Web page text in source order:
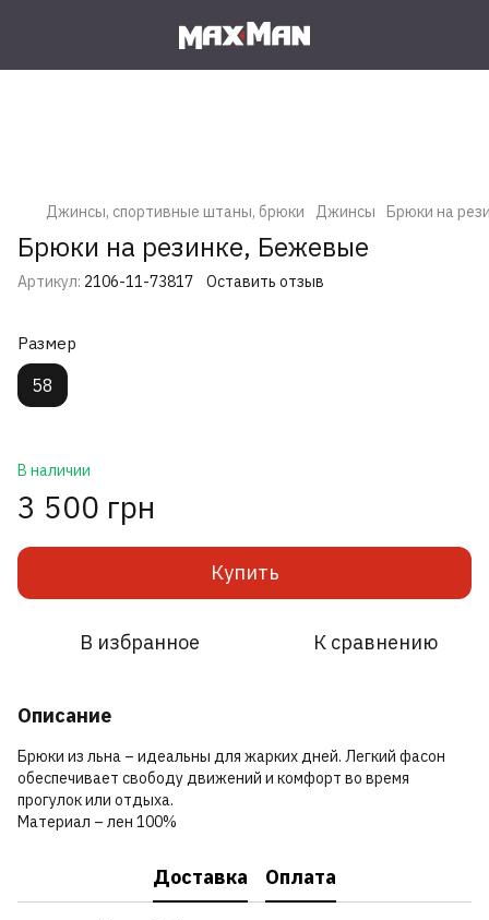
Джинсы, спортивные штаны, брюки Джинсы Брюки на
Брюки на резинке, Бежевые
Артикул: 2106-11-73817 Оставить отзыв
Размер
58
В наличии
3 500 грн
Купить
В избранное К сравнению
Описание
Брюки из льна – идеальны для жарких дней. Легкий фасон
обеспечивает свободу движений и комфорт во время
прогулок или отдыха.
Материал – лен 100%
Доставка Оплата